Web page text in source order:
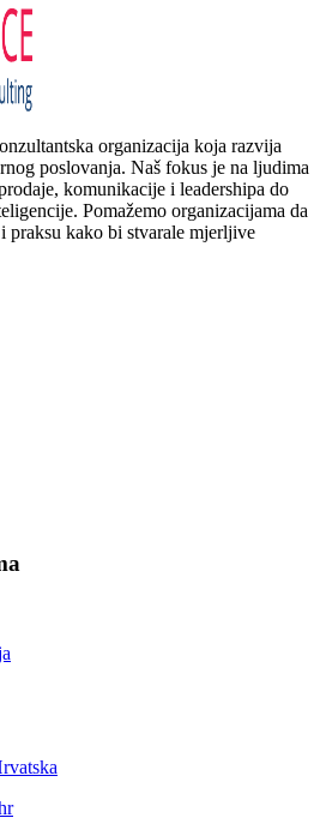
organizacija koja razvija
poslovanja. Naš fokus je na ljudima
komunikacije i leadershipa do
Pomažemo organizacijama da
praksu kako bi stvarale mjerljive